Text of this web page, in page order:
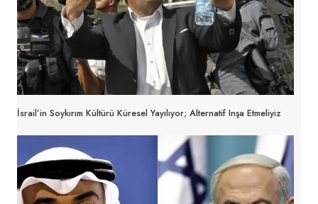
İsrail’in Soykırım Kültürü Küresel Yayılıyor; Alternatif Inşa Etmeliyiz